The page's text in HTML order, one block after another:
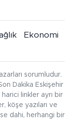
Ekonomi
sorumludur.
Dakika Eskişehir
linkler ayrı bir
köşe yazıları ve
dahi, herhangi bir